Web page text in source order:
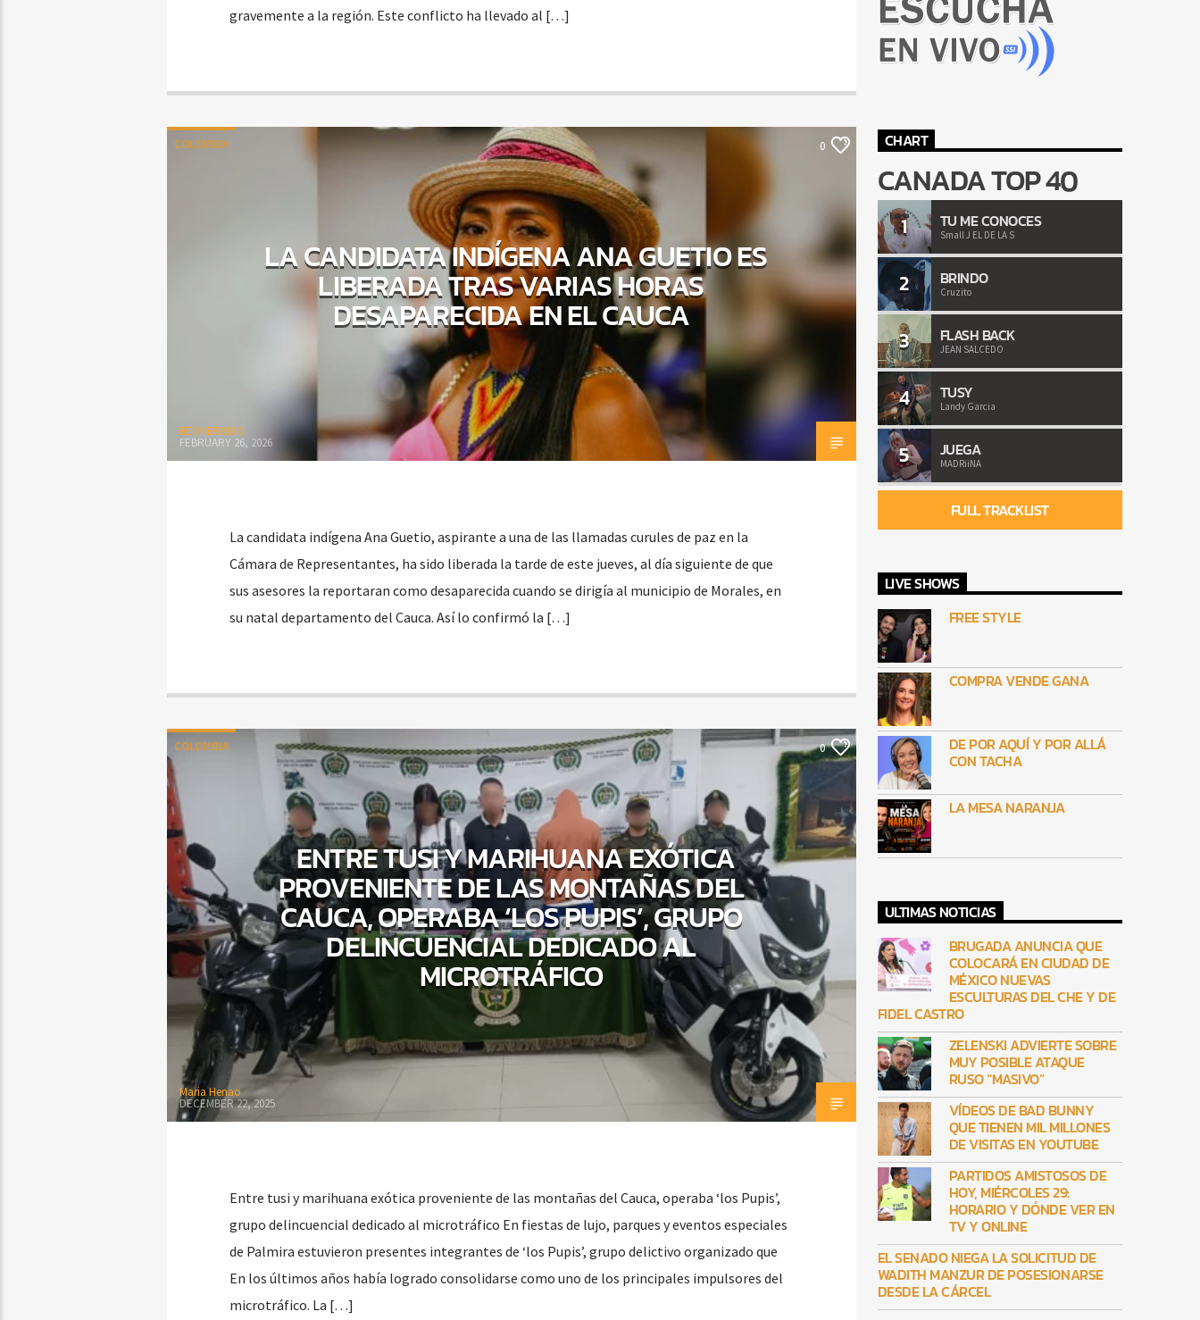
gravemente a la región. Este conflicto ha llevado al […]
COLOMBIA 0
LA CANDIDATA INDÍGENA ANA GUETIO ES
LIBERADA TRAS VARIAS HORAS
DESAPARECIDA EN EL CAUCA
BEONERADIO
FEBRUARY 26, 2026
La candidata indígena Ana Guetio, aspirante a una de las llamadas curules de paz en la
Cámara de Representantes, ha sido liberada la tarde de este jueves, al día siguiente de que
sus asesores la reportaran como desaparecida cuando se dirigía al municipio de Morales, en
su natal departamento del Cauca. Así lo confirmó la […]
COLOMBIA 0
ENTRE TUSI Y MARIHUANA EXÓTICA
PROVENIENTE DE LAS MONTAÑAS DEL
CAUCA, OPERABA ‘LOS PUPIS’, GRUPO
DELINCUENCIAL DEDICADO AL
MICROTRÁFICO
Maria Henao
DECEMBER 22, 2025
Entre tusi y marihuana exótica proveniente de las montañas del Cauca, operaba ‘los Pupis’,
grupo delincuencial dedicado al microtráfico En fiestas de lujo, parques y eventos especiales
de Palmira estuvieron presentes integrantes de ‘los Pupis’, grupo delictivo organizado que
En los últimos años había logrado consolidarse como uno de los principales impulsores del
microtráfico. La […]
CHART
CANADA TOP 40
1 TU ME CONOCES
Small J EL DE LA S
2 BRINDO
Cruzito
3 FLASH BACK
JEAN SALCEDO
4 TUSY
Landy Garcia
5 JUEGA
MADRiiNA
FULL TRACKLIST
LIVE SHOWS
FREE STYLE
COMPRA VENDE GANA
DE POR AQUÍ Y POR ALLÁ
CON TACHA
LA MESA NARANJA
ULTIMAS NOTICIAS
BRUGADA ANUNCIA QUE
COLOCARÁ EN CIUDAD DE
MÉXICO NUEVAS
ESCULTURAS DEL CHE Y DE
FIDEL CASTRO
ZELENSKI ADVIERTE SOBRE
MUY POSIBLE ATAQUE
RUSO “MASIVO”
VÍDEOS DE BAD BUNNY
QUE TIENEN MIL MILLONES
DE VISITAS EN YOUTUBE
PARTIDOS AMISTOSOS DE
HOY, MIÉRCOLES 29:
HORARIO Y DÓNDE VER EN
TV Y ONLINE
EL SENADO NIEGA LA SOLICITUD DE
WADITH MANZUR DE POSESIONARSE
DESDE LA CÁRCEL